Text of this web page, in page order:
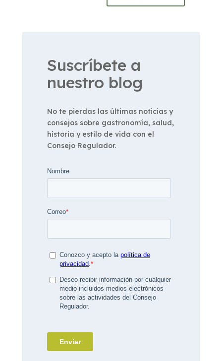
Suscríbete a
nuestro blog
No te pierdas las últimas noticias y
consejos sobre gastronomía, salud,
historia y estilo de vida con el
Consejo Regulador.